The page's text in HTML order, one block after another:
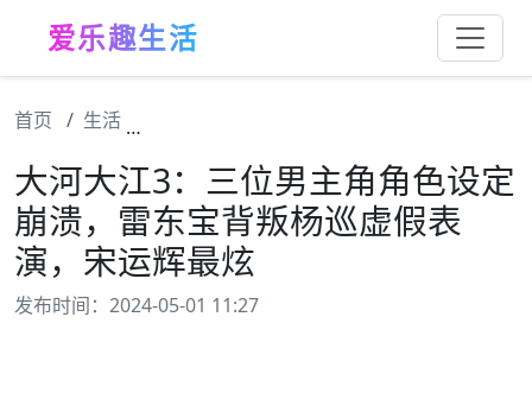
爱乐趣生活
首页 生活
大河大江3：三位男主角角色设定
崩溃，雷东宝背叛杨巡虚假表
演，宋运辉最炫
发布时间：2024-05-01 11:27